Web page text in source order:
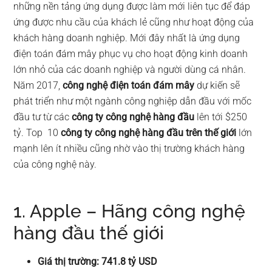
những nền tảng ứng dụng được làm mới liên tục để đáp
ứng được nhu cầu của khách lẻ cũng như hoạt động của
khách hàng doanh nghiệp. Mới đây nhất là ứng dụng
điện toán đám mây phục vụ cho hoạt động kinh doanh
lớn nhỏ của các doanh nghiệp và người dùng cá nhân.
Năm 2017,công nghệ điện toán đám mây dự kiến sẽ
phát triển như một ngành công nghiệp dẫn đầu với mốc
đầu tư từ cáccông ty công nghệ hàng đầu lên tới $250
tỷ. Top 10công ty công nghệ hàng đầu trên thế giới lớn
mạnh lên ít nhiều cũng nhờ vào thị trường khách hàng
của công nghệ này.
1. Apple – Hãng công nghệ
hàng đầu thế giới
Giá thị trường: 741.8 tỷ USD